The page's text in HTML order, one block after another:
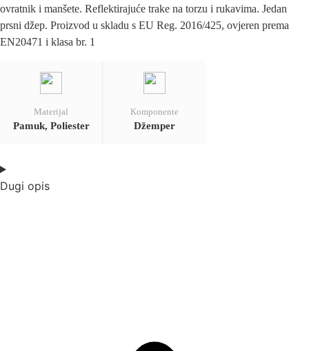
ovratnik i manšete. Reflektirajuće trake na torzu i rukavima. Jedan
prsni džep. Proizvod u skladu s EU Reg. 2016/425, ovjeren prema
EN20471 i klasa br. 1
Materijal
Pamuk, Poliester
Komponente
Džemper
Dugi opis